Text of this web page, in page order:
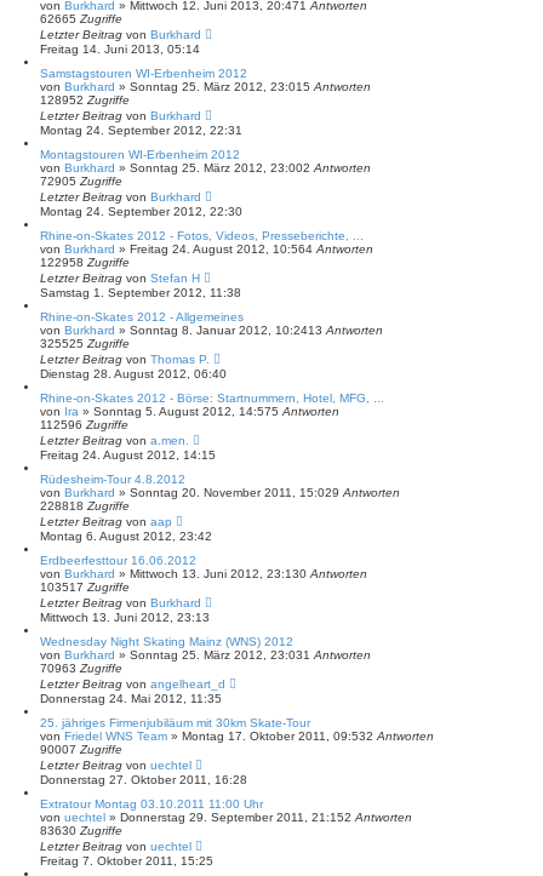
von Burkhard » Mittwoch 12. Juni 2013, 20:471 Antworten
62665 Zugriffe
Letzter Beitrag von Burkhard
Freitag 14. Juni 2013, 05:14
Samstagstouren WI-Erbenheim 2012
von Burkhard » Sonntag 25. März 2012, 23:015 Antworten
128952 Zugriffe
Letzter Beitrag von Burkhard
Montag 24. September 2012, 22:31
Montagstouren WI-Erbenheim 2012
von Burkhard » Sonntag 25. März 2012, 23:002 Antworten
72905 Zugriffe
Letzter Beitrag von Burkhard
Montag 24. September 2012, 22:30
Rhine-on-Skates 2012 - Fotos, Videos, Presseberichte, ...
von Burkhard » Freitag 24. August 2012, 10:564 Antworten
122958 Zugriffe
Letzter Beitrag von Stefan H
Samstag 1. September 2012, 11:38
Rhine-on-Skates 2012 - Allgemeines
von Burkhard » Sonntag 8. Januar 2012, 10:2413 Antworten
325525 Zugriffe
Letzter Beitrag von Thomas P.
Dienstag 28. August 2012, 06:40
Rhine-on-Skates 2012 - Börse: Startnummern, Hotel, MFG, ...
von Ira » Sonntag 5. August 2012, 14:575 Antworten
112596 Zugriffe
Letzter Beitrag von a.men.
Freitag 24. August 2012, 14:15
Rüdesheim-Tour 4.8.2012
von Burkhard » Sonntag 20. November 2011, 15:029 Antworten
228818 Zugriffe
Letzter Beitrag von aap
Montag 6. August 2012, 23:42
Erdbeerfesttour 16.06.2012
von Burkhard » Mittwoch 13. Juni 2012, 23:130 Antworten
103517 Zugriffe
Letzter Beitrag von Burkhard
Mittwoch 13. Juni 2012, 23:13
Wednesday Night Skating Mainz (WNS) 2012
von Burkhard » Sonntag 25. März 2012, 23:031 Antworten
70963 Zugriffe
Letzter Beitrag von angelheart_d
Donnerstag 24. Mai 2012, 11:35
25. jähriges Firmenjubiläum mit 30km Skate-Tour
von Friedel WNS Team » Montag 17. Oktober 2011, 09:532 Antworten
90007 Zugriffe
Letzter Beitrag von uechtel
Donnerstag 27. Oktober 2011, 16:28
Extratour Montag 03.10.2011 11:00 Uhr
von uechtel » Donnerstag 29. September 2011, 21:152 Antworten
83630 Zugriffe
Letzter Beitrag von uechtel
Freitag 7. Oktober 2011, 15:25